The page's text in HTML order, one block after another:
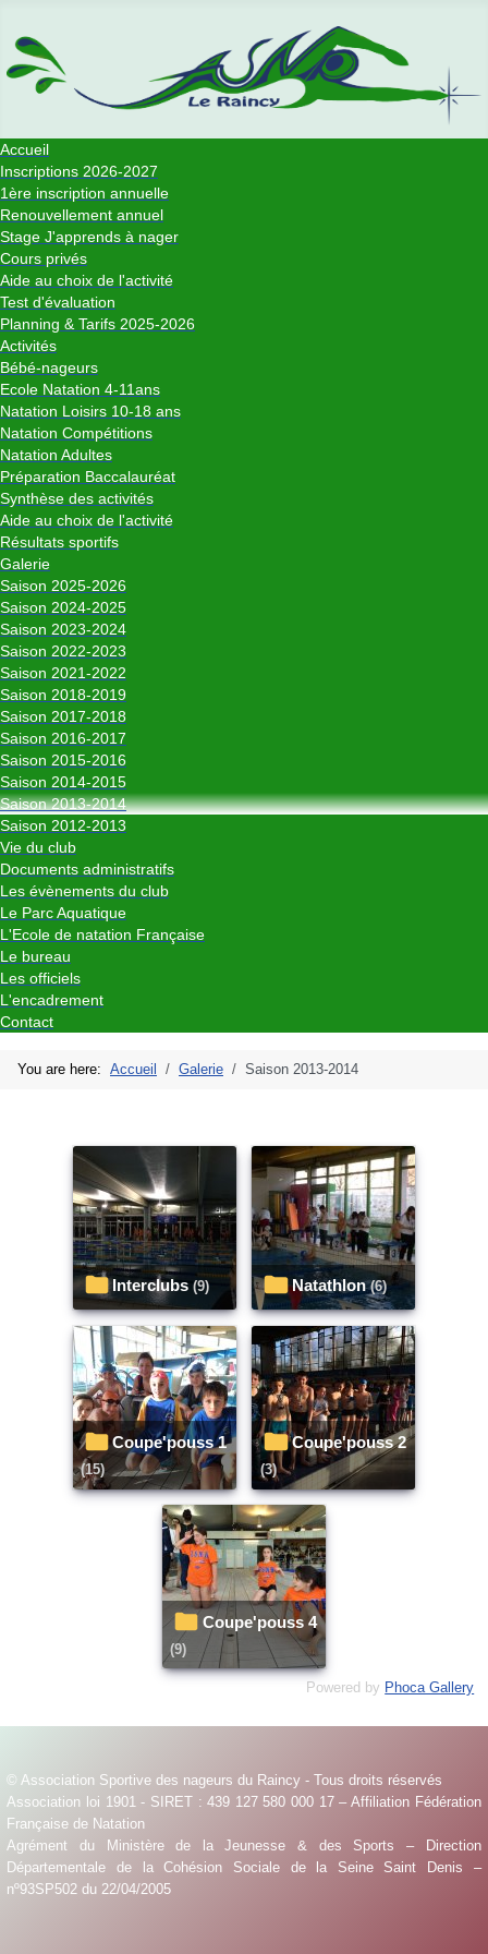
Accueil
Inscriptions 2026-2027
1ère inscription annuelle
Renouvellement annuel
Stage J'apprends à nager
Cours privés
Aide au choix de l'activité
Test d'évaluation
Planning & Tarifs 2025-2026
Activités
Bébé-nageurs
Ecole Natation 4-11ans
Natation Loisirs 10-18 ans
Natation Compétitions
Natation Adultes
Préparation Baccalauréat
Synthèse des activités
Aide au choix de l'activité
Résultats sportifs
Galerie
Saison 2025-2026
Saison 2024-2025
Saison 2023-2024
Saison 2022-2023
Saison 2021-2022
Saison 2018-2019
Saison 2017-2018
Saison 2016-2017
Saison 2015-2016
Saison 2014-2015
Saison 2013-2014
Saison 2012-2013
Vie du club
Documents administratifs
Les évènements du club
Le Parc Aquatique
L'Ecole de natation Française
Le bureau
Les officiels
L'encadrement
Contact
You are here: Accueil Galerie Saison 2013-2014
Interclubs (9) Natathlon (6)
Coupe'pouss 1
(15)
Coupe'pouss 2
(3)
Coupe'pouss 4
(9)
Powered by Phoca Gallery
© Association Sportive des nageurs du Raincy - Tous droits réservés
Association loi 1901 - SIRET : 439 127 580 000 17 – Affiliation Fédération
Française de Natation
Agrément du Ministère de la Jeunesse & des Sports – Direction
Départementale de la Cohésion Sociale de la Seine Saint Denis –
nº93SP502 du 22/04/2005